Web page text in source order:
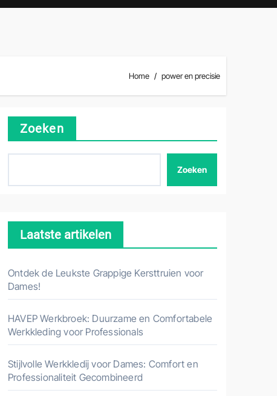
Home power en precisie
Zoeken
Zoeken
Laatste artikelen
Ontdek de Leukste Grappige Kersttruien voor
Dames!
HAVEP Werkbroek: Duurzame en Comfortabele
Werkkleding voor Professionals
Stijlvolle Werkkledij voor Dames: Comfort en
Professionaliteit Gecombineerd